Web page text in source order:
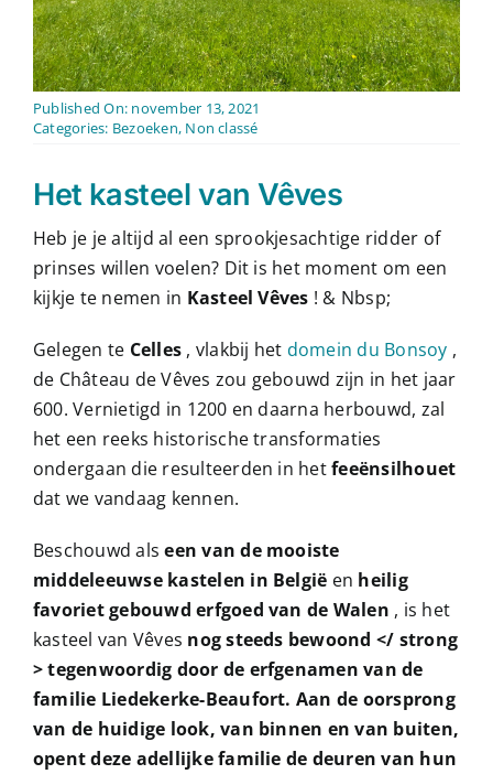
Contact
Nederlands
Published On: november 13, 2021
Categories: Bezoeken, Non classé
Het kasteel van Vêves
Heb je je altijd al een sprookjesachtige ridder of
prinses willen voelen? Dit is het moment om een ​​
kijkje te nemen in Kasteel Vêves ! & Nbsp;
Gelegen te Celles , vlakbij het domein du Bonsoy ,
de Château de Vêves zou gebouwd zijn in het jaar
600. Vernietigd in 1200 en daarna herbouwd, zal
het een reeks historische transformaties
ondergaan die resulteerden in hetfeeënsilhouet
dat we vandaag kennen.
Beschouwd alseen van de mooiste
middeleeuwse kastelen in België en heilig
favoriet gebouwd erfgoed van de Walen , is het
kasteel van Vêves nog steeds bewoond </ strong
> tegenwoordig door de erfgenamen van de
familie Liedekerke-Beaufort. Aan de oorsprong
van de huidige look, van binnen en van buiten,
opent deze adellijke familie de deuren van hun